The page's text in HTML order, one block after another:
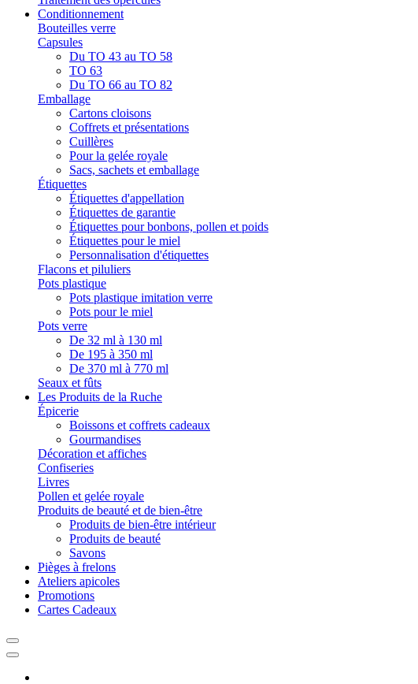
Conditionnement
Bouteilles verre
Capsules
Du TO 43 au TO 58
TO 63
Du TO 66 au TO 82
Emballage
Cartons cloisons
Coffrets et présentations
Cuillères
Pour la gelée royale
Sacs, sachets et emballage
Étiquettes
Étiquettes d'appellation
Étiquettes de garantie
Étiquettes pour bonbons, pollen et poids
Étiquettes pour le miel
Personnalisation d'étiquettes
Flacons et piluliers
Pots plastique
Pots plastique imitation verre
Pots pour le miel
Pots verre
De 32 ml à 130 ml
De 195 à 350 ml
De 370 ml à 770 ml
Seaux et fûts
Les Produits de la Ruche
Épicerie
Boissons et coffrets cadeaux
Gourmandises
Décoration et affiches
Confiseries
Livres
Pollen et gelée royale
Produits de beauté et de bien-être
Produits de bien-être intérieur
Produits de beauté
Savons
Pièges à frelons
Ateliers apicoles
Promotions
Cartes Cadeaux